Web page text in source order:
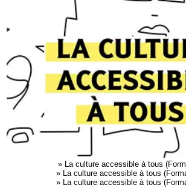
» La culture accessible à tous
» La culture accessible à tous
» La culture accessible à tous